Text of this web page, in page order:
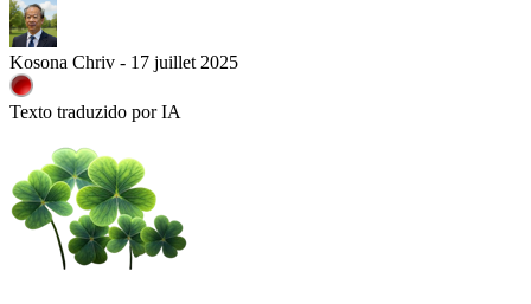
Kosona Chriv - 17 juillet 2025
Texto traduzido por IA